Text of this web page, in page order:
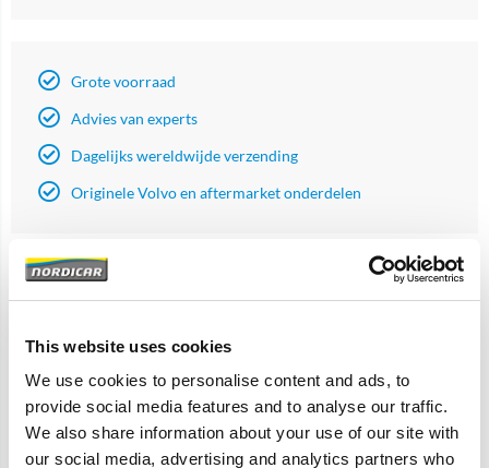
This website uses cookies
We use cookies to personalise content and ads, to
provide social media features and to analyse our traffic.
We also share information about your use of our site with
our social media, advertising and analytics partners who
Grote voorraad
Advies van experts
Dagelijks wereldwijde verzending
Originele Volvo en aftermarket onderdelen
Artikelomschrijving
240 -1981
Specificaties